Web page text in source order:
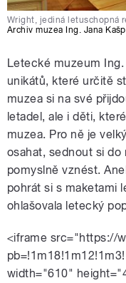
Wright, jediná letuschopná
Archiv muzea Ing. Jana
Letecké muzeum Ing.
unikátů, které určitě
muzea si na své
letadel, ale i děti,
muzea. Pro ně je
osahat, sednout si do
pomyslně vznést.
pohrát si s maketami
ohlašovala letecký
<iframe src="https://
width="610"